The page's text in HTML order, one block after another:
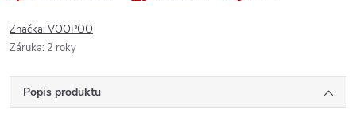
Značka:VOOPOO
Záruka: 2 roky
Popis produktu